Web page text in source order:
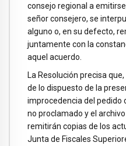
consejo regional a
señor consejero, se
alguno o, en su defecto,
juntamente con la
aquel acuerdo.
La Resolución precisa
de lo dispuesto de la
improcedencia del pedido
no proclamado y el
remitirán copias de los
Junta de Fiscales